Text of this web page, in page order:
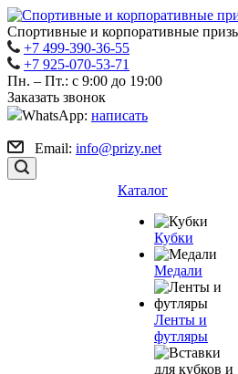
Спортивные и корпоративные
+7 499-390-36-55
+7 925-070-53-71
Пн. – Пт.: с 9:00 до 19:00
Заказать звонок
WhatsApp: написать
Email: info@prizy.net
Каталог
Кубки
Медали
Ленты и
футляры